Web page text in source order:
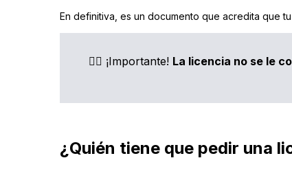
En definitiva, es un documento que acredita que
👨‍⚖️ ¡Importante! La licencia no se le
¿Quién tiene que pedir una